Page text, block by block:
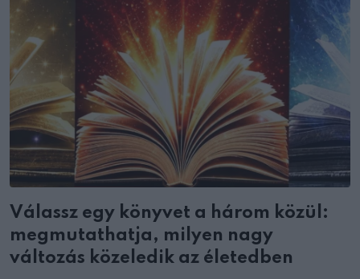
Válassz egy könyvet a három közül:
megmutathatja, milyen nagy
változás közeledik az életedben